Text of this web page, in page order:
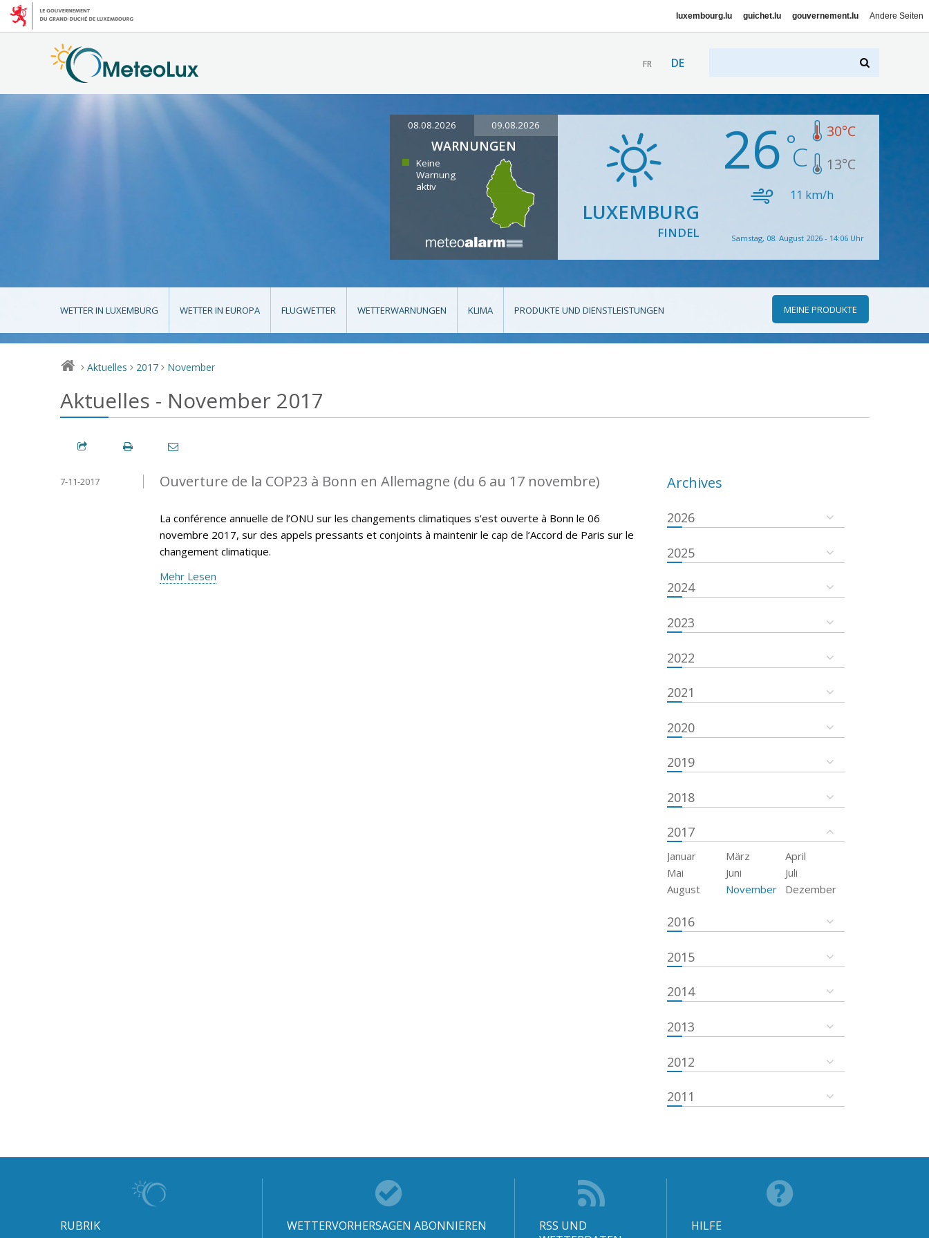
luxembourg.lu guichet.lu gouvernement.lu Andere Seiten
FR DE
08.08.2026 09.08.2026
WARNUNGEN
Keine
Warnung
aktiv
LUXEMBURG
FINDEL
26 30°C
13°C
11 km/h
Samstag, 08. August 2026 - 14:06 Uhr
WETTER IN LUXEMBURG WETTER IN EUROPA FLUGWETTER WETTERWARNUNGEN KLIMA PRODUKTE UND DIENSTLEISTUNGEN MEINE PRODUKTE
> Aktuelles > 2017 > November
Aktuelles - November 2017
Ouverture de la COP23 à Bonn en Allemagne (du 6 au 17 novembre)
7-11-2017
La conférence annuelle de l’ONU sur les changements climatiques s’est ouverte à Bonn le 06
novembre 2017, sur des appels pressants et conjoints à maintenir le cap de l’Accord de Paris sur le
changement climatique.
Mehr Lesen
Archives
2026
2025
2024
2023
2022
2021
2020
2019
2018
2017
Januar März
April
Mai
Juni
Juli
August
November Dezember
2016
2015
2014
2013
2012
2011
RUBRIK WETTERVORHERSAGEN ABONNIEREN
RSS UND
HILFE